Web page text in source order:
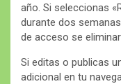
año. Si seleccionas
durante dos
de acceso se
Si editas o publicas
adicional en tu